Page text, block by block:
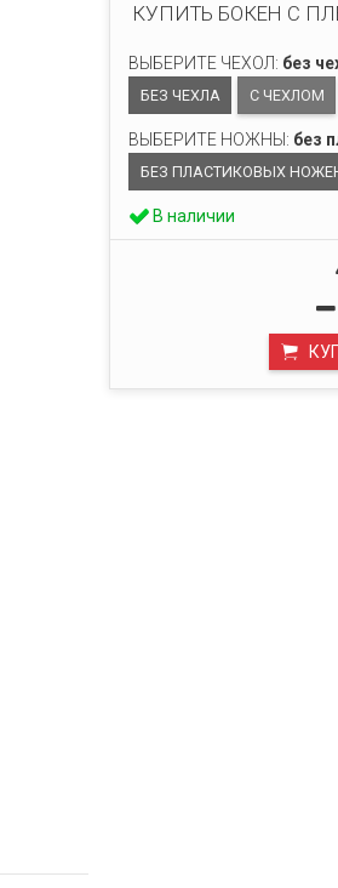
КУПИТЬ БОКЕН С
ВЫБЕРИТЕ ЧЕХОЛ: без
БЕЗ ЧЕХЛА С ЧЕХЛОМ
ВЫБЕРИТЕ НОЖНЫ: без
БЕЗ ПЛАСТИКОВЫХ
В наличии